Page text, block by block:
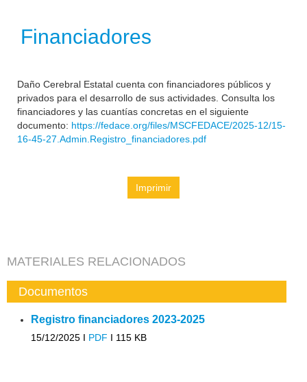
Financiadores
Daño Cerebral Estatal cuenta con financiadores públicos y
privados para el desarrollo de sus actividades. Consulta los
financiadores y las cuantías concretas en el siguiente
documento: https://fedace.org/files/MSCFEDACE/2025-12/15-
16-45-27.Admin.Registro_financiadores.pdf
Imprimir
MATERIALES RELACIONADOS
Documentos
Registro financiadores 2023-2025
15/12/2025 I PDF I 115 KB